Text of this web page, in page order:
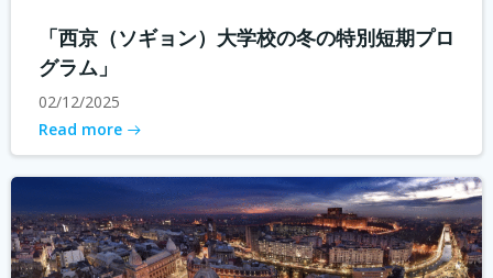
「西京（ソギョン）大学校の冬の特別短期プロ
グラム」
02/12/2025
Read more